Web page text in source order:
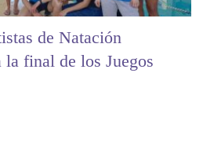
de Natación
la final de los Juegos